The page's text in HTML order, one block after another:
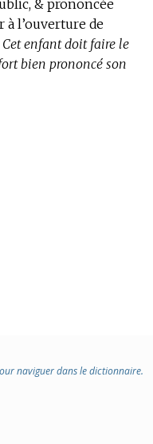
& prononcée
à l’ouverture de
Cet enfant doit faire le
bien prononcé son
naviguer dans le dictionnaire.